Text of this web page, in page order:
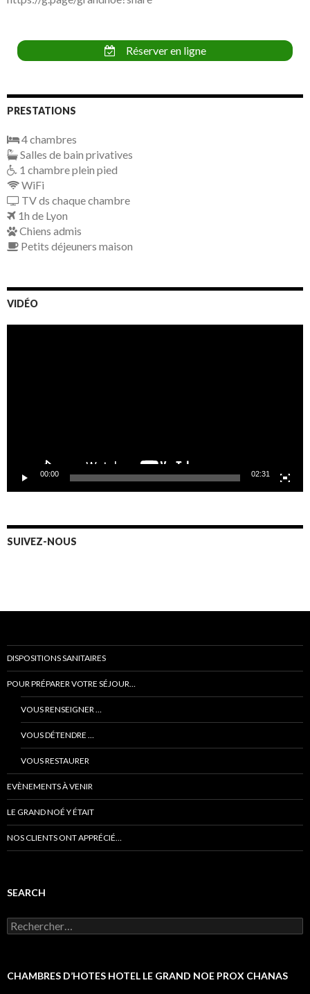
Réserver en ligne
PRESTATIONS
4 chambres
Salles de bain privatives
1 chambre plein pied
WiFi
TV ds chaque chambre
1h de Lyon
Chiens admis
Petits déjeuners maison
VIDÉO
00:00 02:31
SUIVEZ-NOUS
DISPOSITIONS SANITAIRES
POUR PRÉPARER VOTRE SÉJOUR…
VOUS RENSEIGNER …
VOUS DÉTENDRE …
VOUS RESTAURER
EVÈNEMENTS À VENIR
LE GRAND NOÉ Y ÉTAIT
NOS CLIENTS ONT APPRÉCIÉ…
SEARCH
Rechercher :
CHAMBRES D’HOTES HOTEL LE GRAND NOE PROX CHANAS